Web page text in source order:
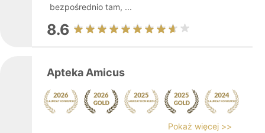
bezpośrednio tam, ...
8.6
Apteka Amicus
Pokaż więcej >>